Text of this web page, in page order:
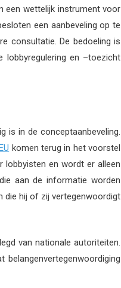
een wettelijk instrument voor
een aanbeveling op te
consultatie. De bedoeling is
lobbyregulering en –toezicht
is in de conceptaanbeveling.
komen terug in het voorstel
lobbyisten en wordt er alleen
aan de informatie worden
die hij of zij vertegenwoordigt
van nationale autoriteiten.